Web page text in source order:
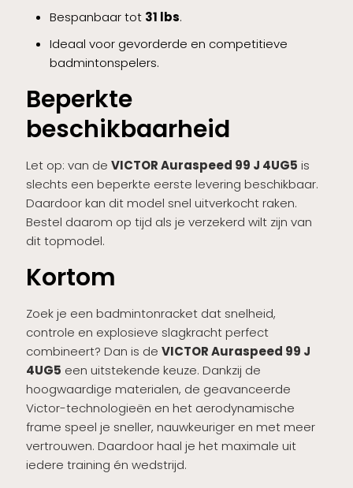
Bespanbaar tot 31 lbs.
Ideaal voor gevorderde en competitieve
badmintonspelers.
Beperkte
beschikbaarheid
Let op: van de VICTOR Auraspeed 99 J 4UG5 is
slechts een beperkte eerste levering beschikbaar.
Daardoor kan dit model snel uitverkocht raken.
Bestel daarom op tijd als je verzekerd wilt zijn van
dit topmodel.
Kortom
Zoek je een badmintonracket dat snelheid,
controle en explosieve slagkracht perfect
combineert? Dan is de VICTOR Auraspeed 99 J
4UG5 een uitstekende keuze. Dankzij de
hoogwaardige materialen, de geavanceerde
Victor-technologieën en het aerodynamische
frame speel je sneller, nauwkeuriger en met meer
vertrouwen. Daardoor haal je het maximale uit
iedere training én wedstrijd.